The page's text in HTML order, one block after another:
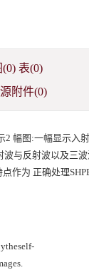
(0) 表(0)
附件(0)
幅图:一幅显示入
与反射波以及三
作为 正确处理